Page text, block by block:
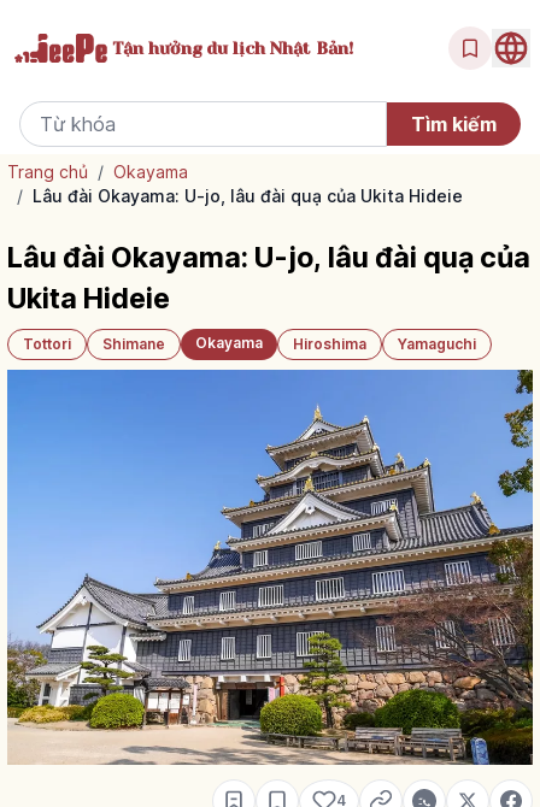
Tận hưởngdu lịch Nhật Bản!
Trang chủ / Okayama
/ Lâu đài Okayama: U-jo, lâu đài quạ của Ukita Hideie
Lâu đài Okayama: U-jo, lâu đài quạ của
Ukita Hideie
Tottori Shimane Okayama Hiroshima Yamaguchi
4